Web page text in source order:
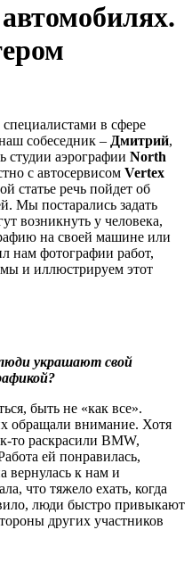
в сфере
собеседник – Дмитрий,
студии аэрографии North
с автосервисом Vertex
статье речь пойдет об
Мы постарались задать
возникнуть у человека,
на своей машине или
нам фотографии работ,
и иллюстрируем этот
украшают свой
быть не «как все».
обращали внимание. Хотя
то раскрасили BMW,
ей понравилась,
вернулась к нам и
что тяжело ехать, когда
люди быстро привыкают
других участников